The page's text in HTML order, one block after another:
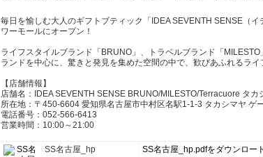
毎日を愉しむ大人のギフトブティック「IDEA SEVENTH SENSE（
ワーモールにオープン！
ライフスタイルブランド「BRUNO」、トラベルブランド「
ランドを中心に、驚きと発見を集めた空間の中で、歓びあふれるライ
【店舗情報】
店舗名：IDEA SEVENTH SENSE BRUNO/MILESTO/Terracuore タ
所在地：〒450-6604 愛知県名古屋市中村区名駅1-1-3 タカシマヤ ゲ
電話番号：052-566-6413
営業時間：10:00～21:00
SS名古屋_hp SS名古屋_hp.pdfをダウンロー